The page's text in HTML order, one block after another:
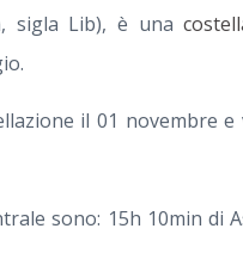
sigla Lib), è una
il 01 novembre
sono: 15h 10min di